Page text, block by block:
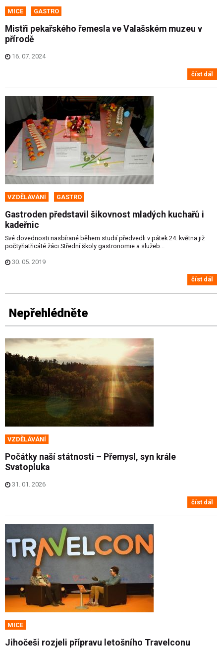
MICE GASTRO
Mistři pekařského řemesla ve Valašském muzeu v
přírodě
16. 07. 2024
číst dál
VZDĚLÁVÁNÍ GASTRO
Gastroden představil šikovnost mladých kuchařů i
kadeřnic
Své dovednosti nasbírané během studií předvedli v pátek 24. května již
počtyřiatřicáté žáci Střední školy gastronomie a služeb...
30. 05. 2019
číst dál
Nepřehlédněte
VZDĚLÁVÁNÍ
Počátky naší státnosti – Přemysl, syn krále
Svatopluka
31. 01. 2026
číst dál
MICE
Jihočeši rozjeli přípravu letošního Travelconu